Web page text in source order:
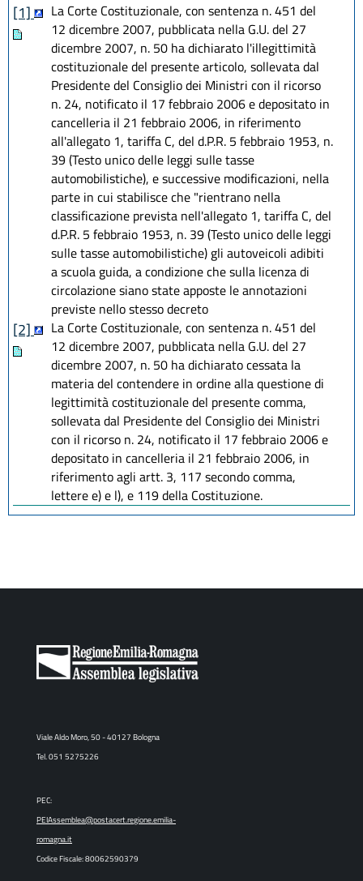
[1]
La Corte Costituzionale, con sentenza n. 451 del
12 dicembre 2007, pubblicata nella G.U. del 27
dicembre 2007, n. 50 ha dichiarato l'illegittimità
costituzionale del presente articolo, sollevata dal
Presidente del Consiglio dei Ministri con il ricorso
n. 24, notificato il 17 febbraio 2006 e depositato in
cancelleria il 21 febbraio 2006, in riferimento
all'allegato 1, tariffa C, del d.P.R. 5 febbraio 1953, n.
39 (Testo unico delle leggi sulle tasse
automobilistiche), e successive modificazioni, nella
parte in cui stabilisce che "rientrano nella
classificazione prevista nell'allegato 1, tariffa C, del
d.P.R. 5 febbraio 1953, n. 39 (Testo unico delle leggi
sulle tasse automobilistiche) gli autoveicoli adibiti
a scuola guida, a condizione che sulla licenza di
circolazione siano state apposte le annotazioni
previste nello stesso decreto
[2]
La Corte Costituzionale, con sentenza n. 451 del
12 dicembre 2007, pubblicata nella G.U. del 27
dicembre 2007, n. 50 ha dichiarato cessata la
materia del contendere in ordine alla questione di
legittimità costituzionale del presente comma,
sollevata dal Presidente del Consiglio dei Ministri
con il ricorso n. 24, notificato il 17 febbraio 2006 e
depositato in cancelleria il 21 febbraio 2006, in
riferimento agli artt. 3, 117 secondo comma,
lettere e) e l), e 119 della Costituzione.
Viale Aldo Moro, 50 - 40127 Bologna
Tel. 051 5275226
PEC:
PEIAssemblea@postacert.regione.emilia-
romagna.it
Codice Fiscale: 80062590379